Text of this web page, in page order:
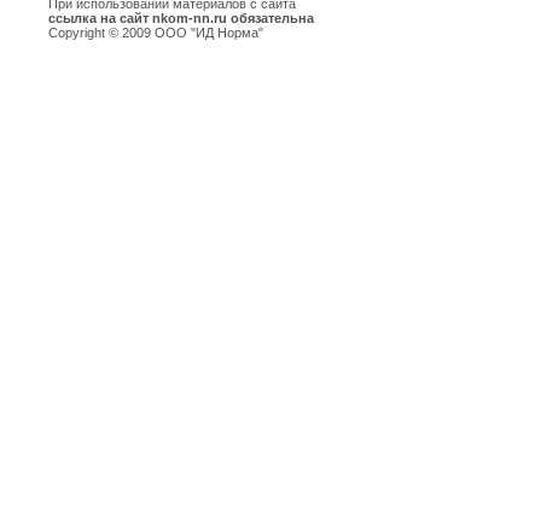
При использовании материалов с сайта
ссылка на сайт nkom-nn.ru обязательна
Copyright © 2009 ООО "ИД Норма"